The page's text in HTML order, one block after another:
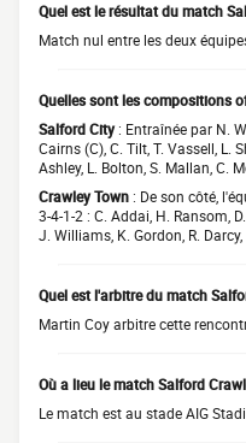
Quel est le résultat du match
Match nul entre les deux
Quelles sont les compositions
Salford City: Entraînée par N.
Cairns (C), C. Tilt, T. Vassell, L.
Ashley, L. Bolton, S. Mallan, C.
Crawley Town : De son côté,
3-4-1-2 : C. Addai, H. Ransom,
J. Williams, K. Gordon, R. Darcy,
Quel est l'arbitre du match
Martin Coy arbitre cette
Où a lieu le match Salford
Le match est au stade AIG